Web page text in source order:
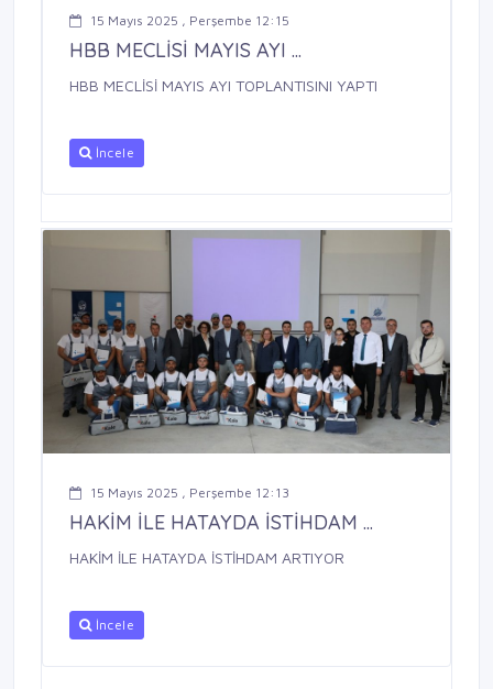
15 Mayıs 2025 , Perşembe 12:15
HBB MECLİSİ MAYIS AYI ...
HBB MECLİSİ MAYIS AYI TOPLANTISINI YAPTI
İncele
15 Mayıs 2025 , Perşembe 12:13
HAKİM İLE HATAYDA İSTİHDAM ...
HAKİM İLE HATAYDA İSTİHDAM ARTIYOR
İncele